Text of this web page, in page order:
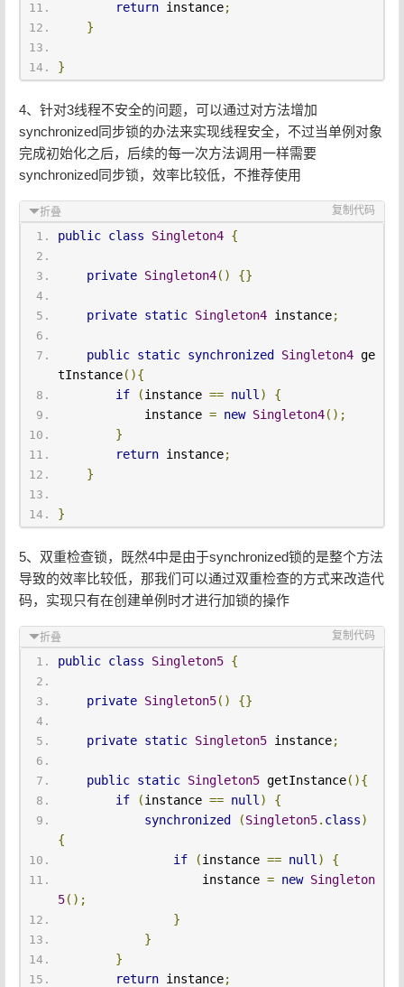
return instance;
}
}
4、针对3线程不安全的问题，可以通过对方法增加
synchronized同步锁的办法来实现线程安全，不过当单例对象
完成初始化之后，后续的每一次方法调用一样需要
synchronized同步锁，效率比较低，不推荐使用
折叠 复制代码
public class Singleton4 {
private Singleton4() {}
private static Singleton4 instance;
public static synchronized Singleton4 ge
tInstance(){
if
(instance == null )
{
            instance
= new Singleton4();
}
return instance;
}
}
5、双重检查锁，既然4中是由于synchronized锁的是整个方法
导致的效率比较低，那我们可以通过双重检查的方式来改造代
码，实现只有在创建单例时才进行加锁的操作
折叠 复制代码
public class Singleton5 {
private Singleton5() {}
private static Singleton5 instance;
public static Singleton5 getInstance(){
if
(instance == null )
{
synchronized
(Singleton5. class)
{
if
(instance == null )
{
                    instance
= new Singleton
5();
}
}
}
return instance;